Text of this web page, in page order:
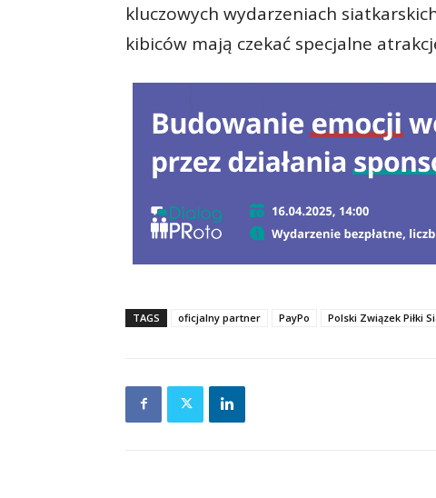
kluczowych wydarzeniach
kibiców mają czekać specjalne
TAGS oficjalny partner PayPo Polski Związek Piłki